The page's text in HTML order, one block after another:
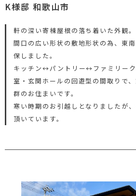
K様邸 和歌山市
軒の深い寄棟屋根の落ち着いた外観。
間口の広い形状の敷地形状の為、東
保しました。
キッチン↔パントリー↔ファミリー
室・玄関ホールの回遊型の間取りで
群のお住まいです。
寒い時期のお引越しとなりましたが
頂いています。